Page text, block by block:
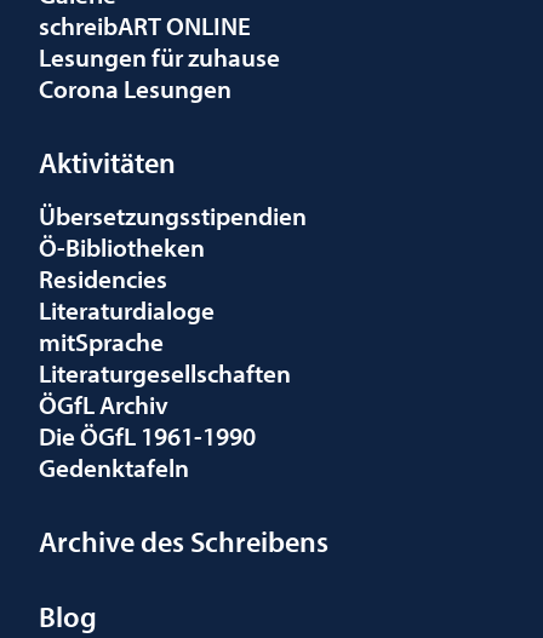
schreibART ONLINE
Lesungen für zuhause
Corona Lesungen
Aktivitäten
Übersetzungsstipendien
Ö-Bibliotheken
Residencies
Literaturdialoge
mitSprache
Literaturgesellschaften
ÖGfL Archiv
Die ÖGfL 1961-1990
Gedenktafeln
Archive des Schreibens
Blog